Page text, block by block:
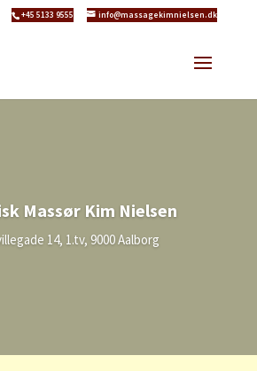
+45 5133 9555 info@massagekimnielsen.dk
Massør Kim Nielsen
14, 1.tv, 9000 Aalborg